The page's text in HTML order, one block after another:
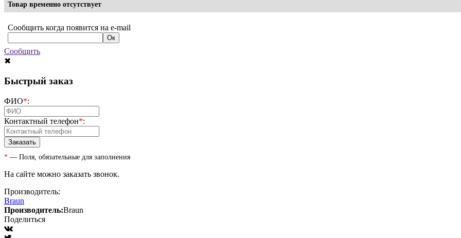
Товар временно отсутствует
Сообщить когда появится на e-mail
Сообщить
✖
Быстрый заказ
ФИО*:
Контактный телефон*:
* — Поля, обязательные для заполнения
На сайте можно заказать звонок.
Производитель:
Braun
Производитель:Braun
Поделиться